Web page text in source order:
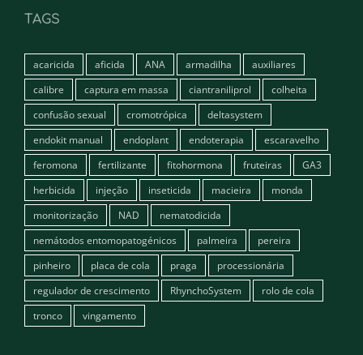
TAGS
acaricida aficida ANA armadilha
auxiliares
calibre
captura em massa ciantraniliprol
colheita
confusão sexual
cromotrópica
deltasystem
endokit manual
endoplant endoterapia
escaravelho
feromona
fertilizante fitohormona fruteiras
GA3
herbicida
injeção inseticida macieira
monda
monitorização
NAD
nematodicida
nemátodos entomopatogénicos
palmeira
pereira
pinheiro
placa de cola praga
processionária
regulador de crescimento
RhynchoSystem
rolo de cola
tronco
vingamento